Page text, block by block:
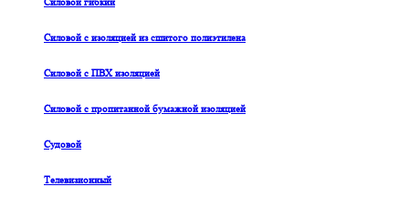
Силовой с изоляцией из сшитого полиэтилена
Силовой с ПВХ изоляцией
Силовой с пропитанной бумажной изоляцией
Судовой
Телевизионный